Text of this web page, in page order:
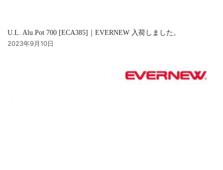
U.L. Alu.Pot 700 [ECA385]｜EVERNEW 入荷しました。
2023年9月10日